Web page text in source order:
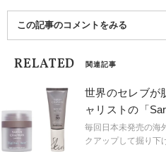
この記事のコメントをみる
RELATED 関連記事
世界のセレブが
ャリストの「
毎回日本未発売の海
クアップして掘り下